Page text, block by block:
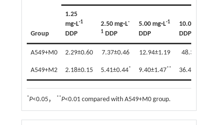
Group
1.25
mg·L-1
DDP
2.50 mg·L-
1DDP
5.00 mg·L-1
DDP
10.00 mg·L
DDP
A549+M0 2.29±0.60 7.37±0.46 12.94±1.19 48.34±2.18
A549+M2 2.18±0.15 5.41±0.44* 9.40±1.47** 36.43±3.36
*P<0.05， **P<0.01 compared with A549+M0 group.